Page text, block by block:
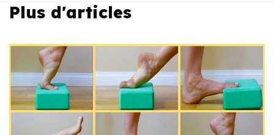
Plus d'articles